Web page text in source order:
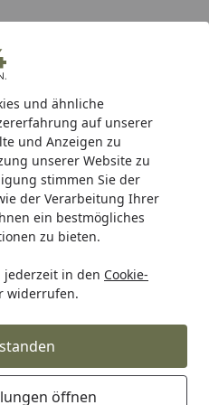
und ähnliche
auf unserer
und Anzeigen zu
unserer Website zu
stimmen Sie der
der Verarbeitung Ihrer
ein bestmögliches
zu bieten.
in den Cookie-
widerrufen.
öffnen
Hotline
& Pool-
bis 468,99€)
Furnierboden